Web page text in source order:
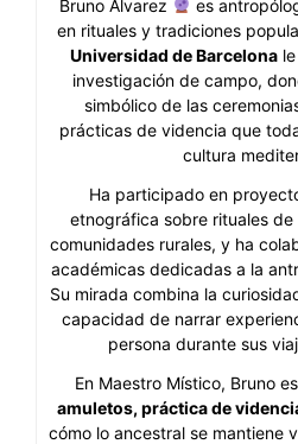
Bruno Álvarez
es
en rituales y tradiciones
Universidad de Barcelona
investigación de campo,
simbólico de las
prácticas de videncia que
cultura
Ha participado en
etnográfica sobre rituales
comunidades rurales, y ha
académicas dedicadas a la
Su mirada combina la
capacidad de narrar
persona durante sus
En Maestro Místico, Bruno
amuletos, práctica de
cómo lo ancestral se mantiene